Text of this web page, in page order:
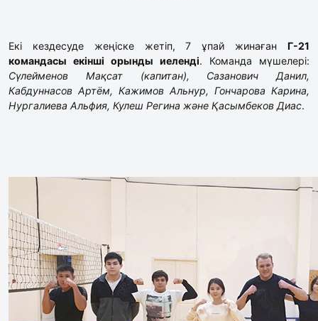
Екі кездесуде жеңіске жетіп, 7 ұпай жинаған Г-21
командасы екінші орынды
иеленді. Команда мүшелері:
Сүлейменов Мақсат (капитан), Сазанович Данил,
Кабдуннасов Артём, Кажимов Альнур, Гончарова Карина,
Нургалиева Альфия, Кулеш Регина және Қасымбеков Диас.